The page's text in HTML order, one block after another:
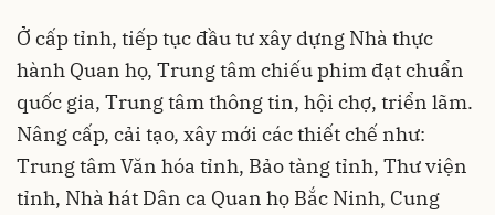
Ở cấp tỉnh, tiếp tục đầu tư xây dựng Nhà thực
hành Quan họ, Trung tâm chiếu phim đạt chuẩn
quốc gia, Trung tâm thông tin, hội chợ, triển lãm.
Nâng cấp, cải tạo, xây mới các thiết chế như:
Trung tâm Văn hóa tỉnh, Bảo tàng tỉnh, Thư viện
tỉnh, Nhà hát Dân ca Quan họ Bắc Ninh, Cung